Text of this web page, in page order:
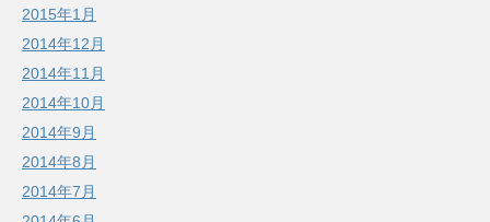
2015年1月
2014年12月
2014年11月
2014年10月
2014年9月
2014年8月
2014年7月